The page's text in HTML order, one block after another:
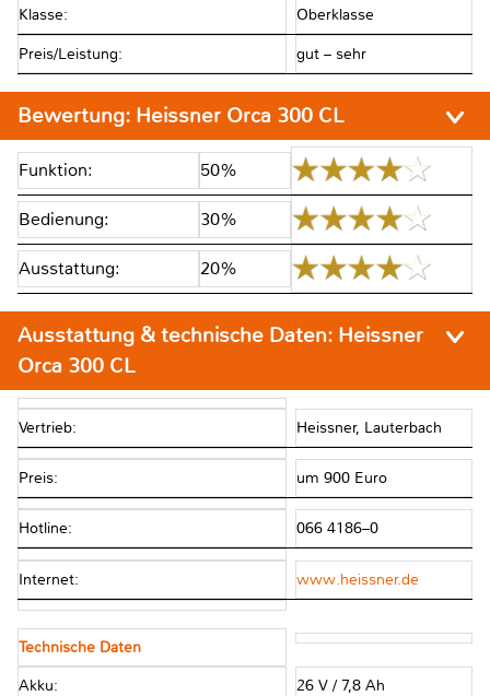
Klasse: Oberklasse
Preis/Leistung: gut – sehr
Bewertung: Heissner Orca 300 CL
Funktion: 50%
Bedienung: 30%
Ausstattung: 20%
Ausstattung & technische Daten: Heissner
Orca 300 CL
Vertrieb: Heissner, Lauterbach
Preis: um 900 Euro
Hotline: 066 4186–0
Internet: www.heissner.de
Technische Daten
Akku: 26 V / 7,8 Ah